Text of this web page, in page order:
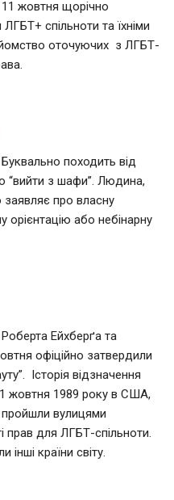
11 жовтня щорічно
спільноти та їхніми
оточуючих з ЛГБТ-
походить від
“вийти з шафи”. Людина,
заявляє про власну
орієнтацію або небінарну
Ейхберґа та
офіційно затвердили
Історія відзначення
жовтня 1989 року в США,
вулицями
прав для ЛГБТ-спільноти.
інші країни світу.